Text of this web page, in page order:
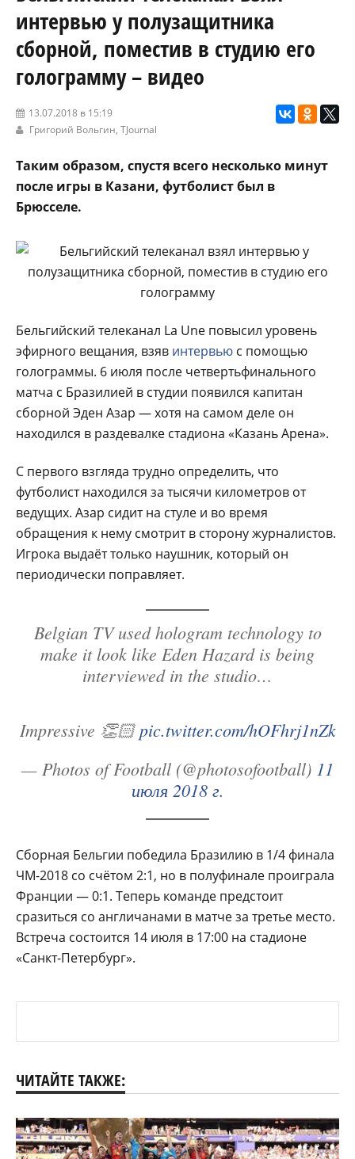
интервью у полузащитника
сборной, поместив в студию его
голограмму – видео
13.07.2018 в 15:19
Григорий Вольгин, TJournal
Таким образом, спустя всего несколько минут
после игры в Казани, футболист был в
Брюсселе.
Бельгийский телеканал La Une повысил уровень
эфирного вещания, взяв интервью с помощью
голограммы. 6 июля после четвертьфинального
матча с Бразилией в студии появился капитан
сборной Эден Азар — хотя на самом деле он
находился в раздевалке стадиона «Казань Арена».
С первого взгляда трудно определить, что
футболист находился за тысячи километров от
ведущих. Азар сидит на стуле и во время
обращения к нему смотрит в сторону журналистов.
Игрока выдаёт только наушник, который он
периодически поправляет.
Belgian TV used hologram technology to
make it look like Eden Hazard is being
interviewed in the studio…
Impressive 👏🏻 pic.twitter.com/hOFhrj1nZk
— Photos of Football (@photosofootball) 11
июля 2018 г.
Сборная Бельгии победила Бразилию в 1/4 финала
ЧМ-2018 со счётом 2:1, но в полуфинале проиграла
Франции — 0:1. Теперь команде предстоит
сразиться со англичанами в матче за третье место.
Встреча состоится 14 июля в 17:00 на стадионе
«Санкт-Петербург».
ЧИТАЙТЕ ТАКЖЕ: